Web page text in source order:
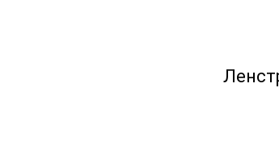
чтобы каждый нашел место и